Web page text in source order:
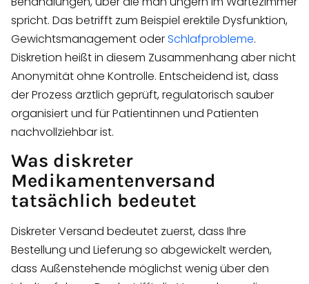
spricht. Das betrifft zum Beispiel erektile Dysfunktion,
Gewichtsmanagement oderSchlafprobleme.
Diskretion heißt in diesem Zusammenhang aber nicht
Anonymität ohne Kontrolle. Entscheidend ist, dass
der Prozess ärztlich geprüft, regulatorisch sauber
organisiert und für Patientinnen und Patienten
nachvollziehbar ist.
Was diskreter
Medikamentenversand
tatsächlich bedeutet
Diskreter Versand bedeutet zuerst, dass Ihre
Bestellung und Lieferung so abgewickelt werden,
dass Außenstehende möglichst wenig über den